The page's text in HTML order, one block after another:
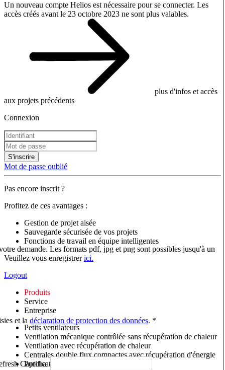
Un nouveau compte Helios est nécessaire pour se connecter. Les
accès créés avant le 23 octobre 2023 ne sont plus valables.
plus d'infos et accès
aux projets précédents
Connexion
S'inscrire
Mot de passe oublié
Pas encore inscrit ?
Profitez de ces avantages :
Gestion de projet aisée
Sauvegarde sécurisée de vos projets
Fonctions de travail en équipe intelligentes
Veuillez vous enregistrerici.
Logout
Produits
Service
Entreprise
Petits ventilateurs
Ventilation mécanique contrôlée sans récupération de chaleur
Ventilation avec récupération de chaleur
Centrales double flux compactes avec récupération d'énergie
Purificateurs d'air/Moniteurs CO
demande. Les formats pdf, jpg et png sont possibles jusqu'à un
et la déclaration de protection des données. *